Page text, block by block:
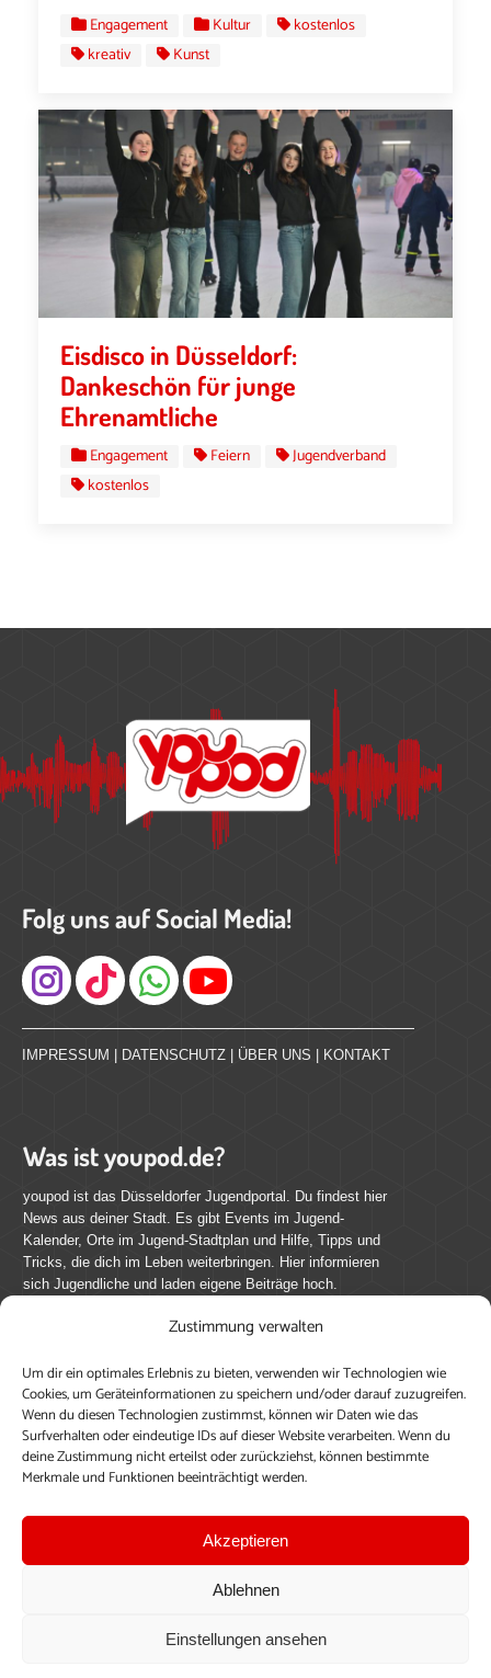
Zustimmung verwalten
Um dir ein optimales Erlebnis zu bieten, verwenden wir Technologien wie
Cookies, um Geräteinformationen zu speichern und/oder darauf zuzugreifen.
Wenn du diesen Technologien zustimmst, können wir Daten wie das
Surfverhalten oder eindeutige IDs auf dieser Website verarbeiten. Wenn du
deine Zustimmung nicht erteilst oder zurückziehst, können bestimmte
Merkmale und Funktionen beeinträchtigt werden.
Akzeptieren
Ablehnen
Einstellungen ansehen
Engagement Kultur
kostenlos
kreativ
Kunst
Eisdisco in Düsseldorf:
Dankeschön für junge
Ehrenamtliche
Engagement Feiern
Jugendverband
kostenlos
Folg uns auf Social Media!
Instagram
IMPRESSUM DATENSCHUTZ ÜBER UNS KONTAKT
Was ist youpod.de?
youpod ist das Düsseldorfer Jugendportal. Du findest hier
News aus deiner Stadt. Es gibt Events im Jugend-
Kalender, Orte im Jugend-Stadtplan und Hilfe, Tipps und
Tricks, die dich im Leben weiterbringen. Hier informieren
sich Jugendliche und laden eigene Beiträge hoch.
Mach mit bei youpod.de!
youpod.de lebt von Menschen wie dir. Sammel
journalistische Erfahrung, teile deine Perspektive und
veröffentliche deine Beiträge auf youpod.de.Du musst
dich anmelden, um alle Funktionen nutzen zu können, ein
Profil anzulegen, eigene Beiträge hochzuladen und zu
Einloggen